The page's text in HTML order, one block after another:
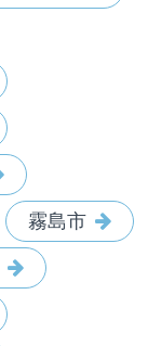
霧島市